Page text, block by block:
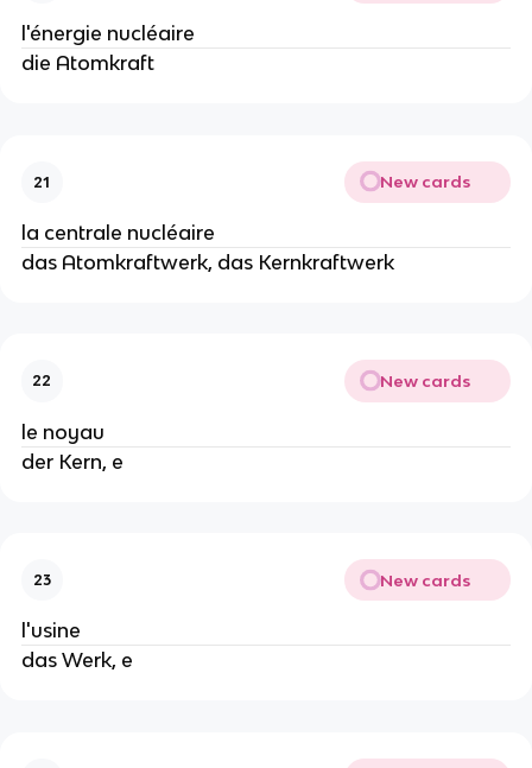
l'énergie nucléaire
die Atomkraft
21 New cards
la centrale nucléaire
das Atomkraftwerk, das Kernkraftwerk
22 New cards
le noyau
der Kern, e
23 New cards
l'usine
das Werk, e